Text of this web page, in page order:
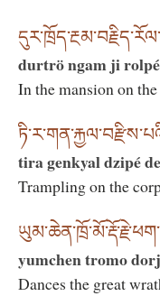
durtrö ngam ji
In the mansion on
tira genkyal dzipé
Trampling on the
yumchen tromo
Dances the great